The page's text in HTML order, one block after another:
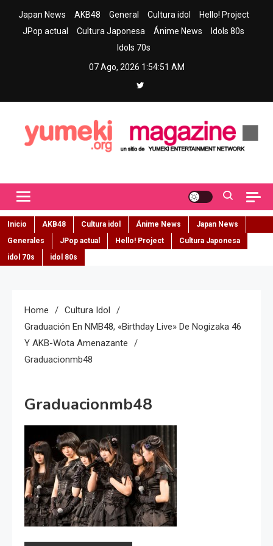
Japan News AKB48 General Cultura idol
Hello! Project
JPop actual
Cultura Japonesa Ánime News
Idols 80s
Idols 70s
07 Ago, 2026 1:54:52 AM
Inicio AKB48 Cultura idol Ánime News
Japan News
Generales
JPop actual Hello! Project
Cultura Japonesa
idol 70s
idol 80s
Home
Cultura Idol
Graduación En NMB48, «Birthday Live» De Nogizaka 46
Y AKB-Wota Amenazante
Graduacionmb48
Graduacionmb48